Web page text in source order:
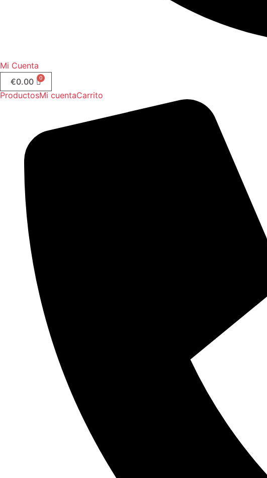
Mi Cuenta
€0.00
ProductosMi cuentaCarrito